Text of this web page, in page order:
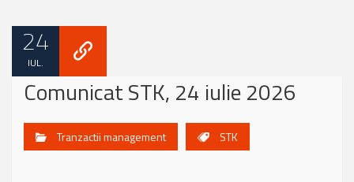
24
IUL.
Comunicat STK, 24 iulie 2026
Tranzactii management STK